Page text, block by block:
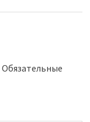
Обязательные